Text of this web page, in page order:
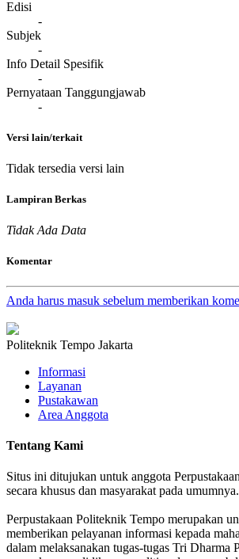
Edisi
-
Subjek
-
Info Detail Spesifik
-
Pernyataan Tanggungjawab
-
Versi lain/terkait
Tidak tersedia versi lain
Lampiran Berkas
Tidak Ada Data
Komentar
Anda harus masuk sebelum memberikan
Politeknik Tempo Jakarta
Informasi
Layanan
Pustakawan
Area Anggota
Tentang Kami
Situs ini ditujukan untuk anggota
secara khusus dan masyarakat pada umumnya.
Perpustakaan Politeknik Tempo merupakan
memberikan pelayanan informasi kepada
dalam melaksanakan tugas-tugas Tri Dharma